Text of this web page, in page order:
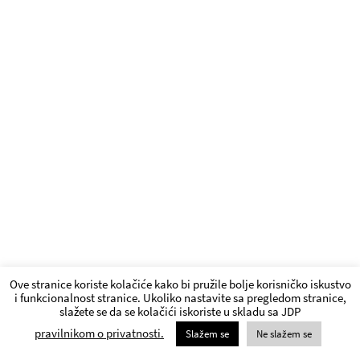
Ove stranice koriste kolačiće kako bi pružile bolje korisničko iskustvo
i funkcionalnost stranice. Ukoliko nastavite sa pregledom stranice,
slažete se da se kolačići iskoriste u skladu sa JDP
pravilnikom o privatnosti.
Slažem se Ne slažem se